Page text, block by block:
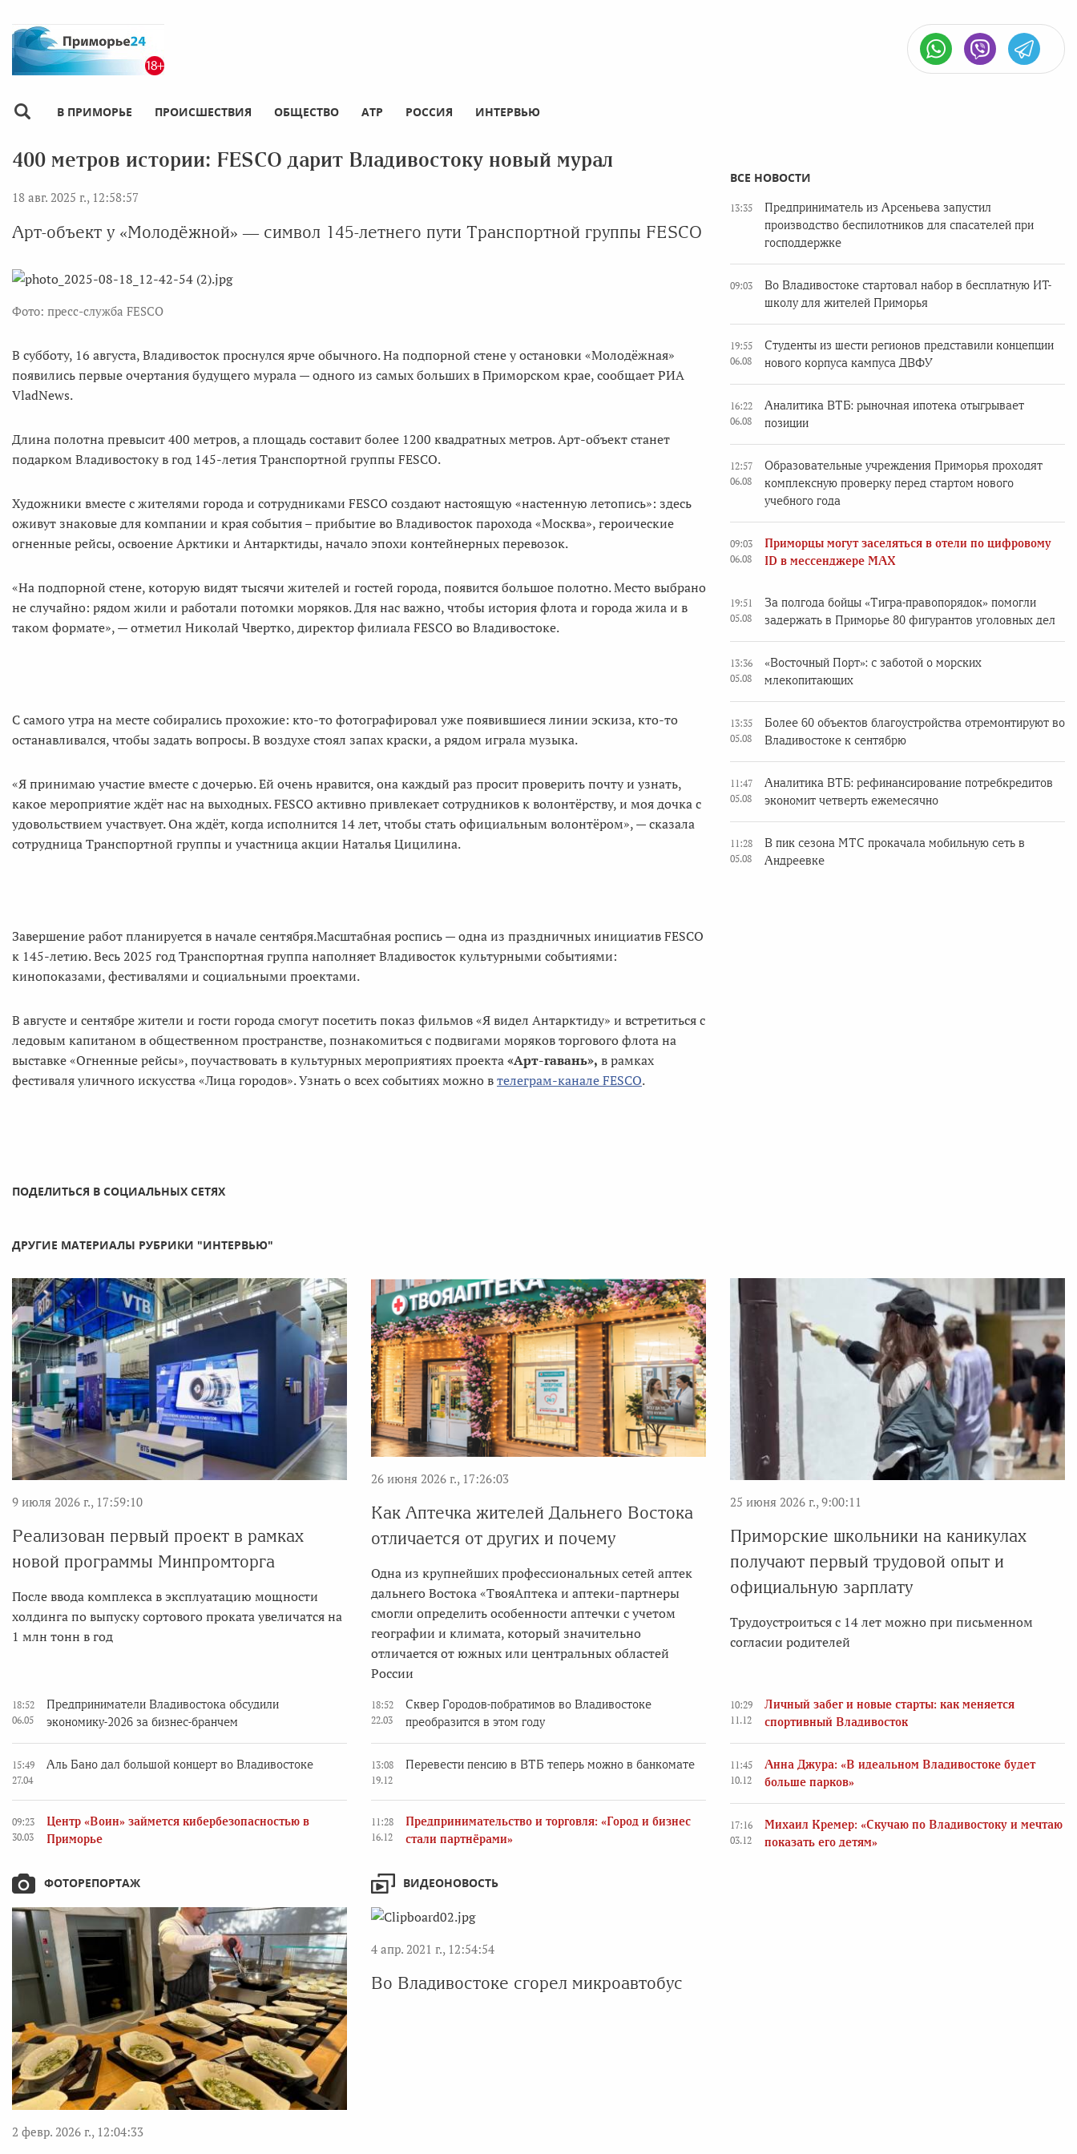
В ПРИМОРЬЕ ПРОИСШЕСТВИЯ ОБЩЕСТВО АТР РОССИЯ ИНТЕРВЬЮ
400 метров истории: FESCO дарит Владивостоку новый мурал
18 авг. 2025 г., 12:58:57
Арт-объект у «Молодёжной» — символ 145-летнего пути Транспортной группы FESCO
Фото: пресс-служба FESCO
В субботу, 16 августа, Владивосток проснулся ярче обычного. На подпорной стене у остановки «Молодёжная»
появились первые очертания будущего мурала — одного из самых больших в Приморском крае, сообщает РИА
VladNews.
Длина полотна превысит 400 метров, а площадь составит более 1200 квадратных метров. Арт-объект станет
подарком Владивостоку в год 145-летия Транспортной группы FESCO.
Художники вместе с жителями города и сотрудниками FESCO создают настоящую «настенную летопись»: здесь
оживут знаковые для компании и края события – прибытие во Владивосток парохода «Москва», героические
огненные рейсы, освоение Арктики и Антарктиды, начало эпохи контейнерных перевозок.
«На подпорной стене, которую видят тысячи жителей и гостей города, появится большое полотно. Место выбрано
не случайно: рядом жили и работали потомки моряков. Для нас важно, чтобы история флота и города жила и в
таком формате», — отметил Николай Чвертко, директор филиала FESCO во Владивостоке.
С самого утра на месте собирались прохожие: кто-то фотографировал уже появившиеся линии эскиза, кто-то
останавливался, чтобы задать вопросы. В воздухе стоял запах краски, а рядом играла музыка.
«Я принимаю участие вместе с дочерью. Ей очень нравится, она каждый раз просит проверить почту и узнать,
какое мероприятие ждёт нас на выходных. FESCO активно привлекает сотрудников к волонтёрству, и моя дочка с
удовольствием участвует. Она ждёт, когда исполнится 14 лет, чтобы стать официальным волонтёром», — сказала
сотрудница Транспортной группы и участница акции Наталья Цицилина.
Завершение работ планируется в начале сентября.Масштабная роспись — одна из праздничных инициатив FESCO
к 145-летию. Весь 2025 год Транспортная группа наполняет Владивосток культурными событиями:
кинопоказами, фестивалями и социальными проектами.
В августе и сентябре жители и гости города смогут посетить показ фильмов «Я видел Антарктиду» и встретиться с
ледовым капитаном в общественном пространстве, познакомиться с подвигами моряков торгового флота на
выставке «Огненные рейсы», поучаствовать в культурных мероприятиях проекта«Арт-гавань», в рамках
фестиваля уличного искусства «Лица городов». Узнать о всех событиях можно втелеграм-канале FESCO.
ПОДЕЛИТЬСЯ В СОЦИАЛЬНЫХ СЕТЯХ
ВСЕ НОВОСТИ
13:35
Предприниматель из Арсеньева запустил
производство беспилотников для спасателей при
господдержке
09:03
Во Владивостоке стартовал набор в бесплатную ИТ-
школу для жителей Приморья
19:55
06.08
Студенты из шести регионов представили концепции
нового корпуса кампуса ДВФУ
16:22
06.08
Аналитика ВТБ: рыночная ипотека отыгрывает
позиции
12:57
06.08
Образовательные учреждения Приморья проходят
комплексную проверку перед стартом нового
учебного года
09:03
06.08
Приморцы могут заселяться в отели по цифровому
ID в мессенджере MAX
19:51
05.08
За полгода бойцы «Тигра-правопорядок» помогли
задержать в Приморье 80 фигурантов уголовных дел
13:36
05.08
«Восточный Порт»: с заботой о морских
млекопитающих
13:35
05.08
Более 60 объектов благоустройства отремонтируют во
Владивостоке к сентябрю
11:47
05.08
Аналитика ВТБ: рефинансирование потребкредитов
экономит четверть ежемесячно
11:28
05.08
В пик сезона МТС прокачала мобильную сеть в
Андреевке
ДРУГИЕ МАТЕРИАЛЫ РУБРИКИ "ИНТЕРВЬЮ"
9 июля 2026 г., 17:59:10
Реализован первый проект в рамках
новой программы Минпромторга
После ввода комплекса в эксплуатацию мощности
холдинга по выпуску сортового проката увеличатся на
1 млн тонн в год
26 июня 2026 г., 17:26:03
Как Аптечка жителей Дальнего Востока
отличается от других и почему
Одна из крупнейших профессиональных сетей аптек
дальнего Востока «ТвояАптека и аптеки-партнеры
смогли определить особенности аптечки с учетом
географии и климата, который значительно
отличается от южных или центральных областей
России
25 июня 2026 г., 9:00:11
Приморские школьники на каникулах
получают первый трудовой опыт и
официальную зарплату
Трудоустроиться с 14 лет можно при письменном
согласии родителей
18:52
06.05
Предприниматели Владивостока обсудили
экономику-2026 за бизнес-бранчем
15:49
27.04
Аль Бано дал большой концерт во Владивостоке
09:23
30.03
Центр «Воин» займется кибербезопасностью в
Приморье
18:52
22.03
Сквер Городов-побратимов во Владивостоке
преобразится в этом году
13:08
19.12
Перевести пенсию в ВТБ теперь можно в банкомате
11:28
16.12
Предпринимательство и торговля: «Город и бизнес
стали партнёрами»
10:29
11.12
Личный забег и новые старты: как меняется
спортивный Владивосток
11:45
10.12
Анна Джура: «В идеальном Владивостоке будет
больше парков»
17:16
03.12
Михаил Кремер: «Скучаю по Владивостоку и мечтаю
показать его детям»
ФОТОРЕПОРТАЖ
2 февр. 2026 г., 12:04:33
ВИДЕОНОВОСТЬ
4 апр. 2021 г., 12:54:54
Во Владивостоке сгорел микроавтобус